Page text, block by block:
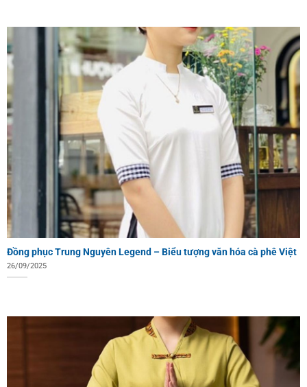
Đồng phục Trung Nguyên Legend – Biểu tượng văn hóa cà phê Việt
26/09/2025